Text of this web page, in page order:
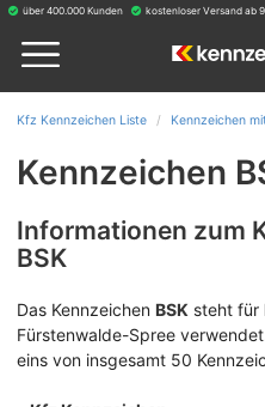
über 400.000 Kunden kostenloser Versand ab
Kfz Kennzeichen Liste Kennzeichen
Kennzeichen
Informationen zum
BSK
Das Kennzeichen BSK steht für
Fürstenwalde-Spree
eins von insgesamt 50